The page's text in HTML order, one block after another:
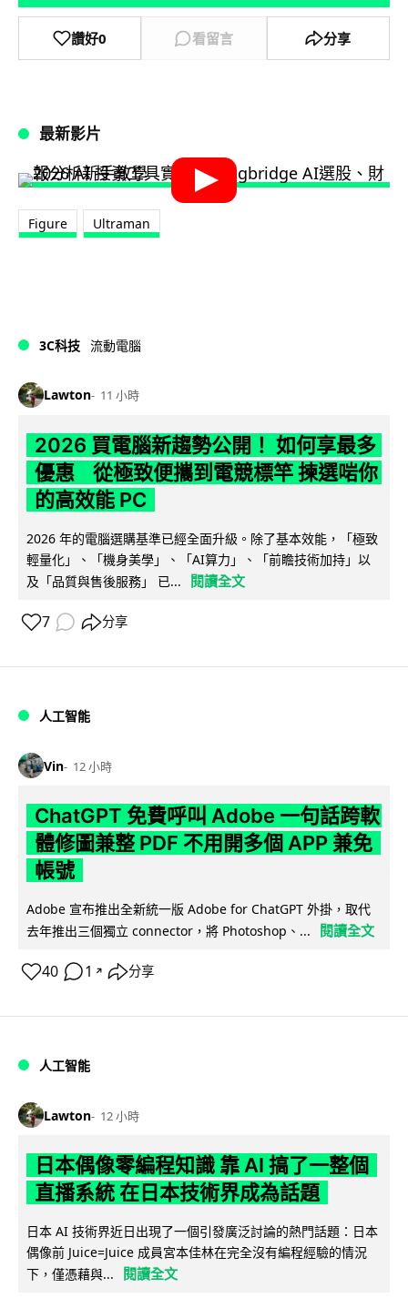
讚好0 看留言 分享
最新影片
Figure Ultraman
3C科技 流動電腦
Lawton 11 小時
2026 買電腦新趨勢公開！ 如何享最多
優惠 從極致便攜到電競標竿 揀選啱你
的高效能 PC
2026 年的電腦選購基準已經全面升級。除了基本效能，「極致
輕量化」、「機身美學」、「AI算力」、「前瞻技術加持」以
及「品質與售後服務」 已...
閱讀全文
7 分享
人工智能
Vin 12 小時
ChatGPT 免費呼叫 Adobe 一句話跨軟
體修圖兼整 PDF 不用開多個 APP 兼免
帳號
Adobe 宣布推出全新統一版 Adobe for ChatGPT 外掛，取代
去年推出三個獨立 connector，將 Photoshop、...
閱讀全文
40 1 ↗ 分享
人工智能
Lawton 12 小時
日本偶像零編程知識 靠 AI 搞了一整個
直播系統 在日本技術界成為話題
日本 AI 技術界近日出現了一個引發廣泛討論的熱門話題：日本
偶像前 Juice=Juice 成員宮本佳林在完全沒有編程經驗的情況
下，僅憑藉與...
閱讀全文